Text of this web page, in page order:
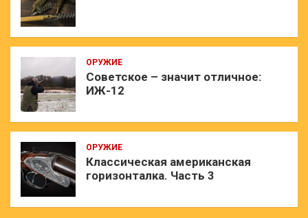
ОРУЖИЕ
Советское – значит отличное:
ИЖ-12
ОРУЖИЕ
Классическая американская
горизонталка. Часть 3